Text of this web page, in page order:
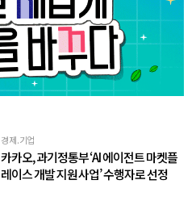
경제.기업
카카오, 과기정통부 ‘AI 에이전트 마켓플
레이스 개발 지원 사업’ 수행자로 선정